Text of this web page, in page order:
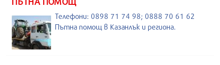
Телефони: 0898 71 74 98; 0888 70 61 62
Пътна помощ в Казанлък и региона.